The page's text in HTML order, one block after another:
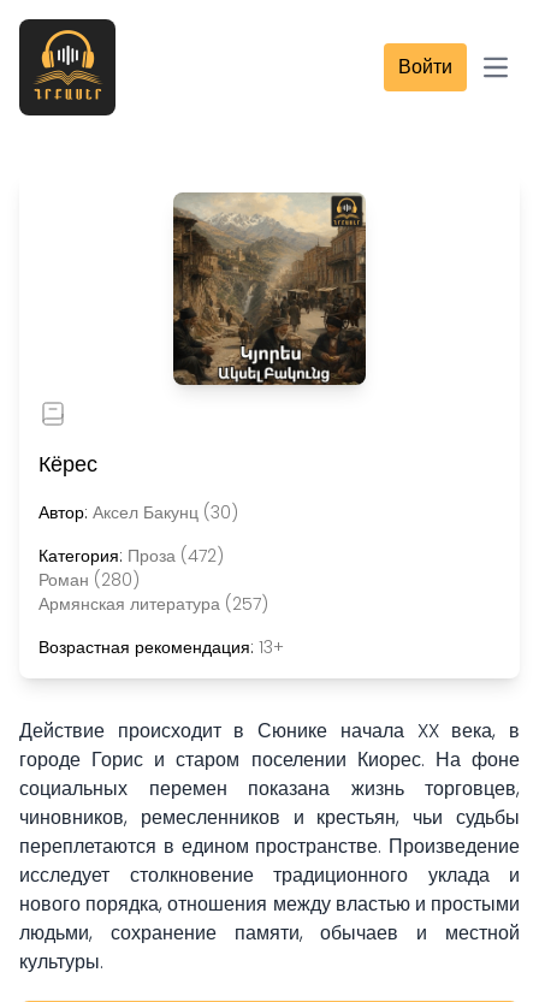
Войти
Кёрес
Автор: Аксел Бакунц (30)
Категория: Проза (472)
Роман (280)
Армянская литература (257)
Возрастная рекомендация: 13+
Действие происходит в Сюнике начала XX века, в
городе Горис и старом поселении Киорес. На фоне
социальных перемен показана жизнь торговцев,
чиновников, ремесленников и крестьян, чьи судьбы
переплетаются в едином пространстве. Произведение
исследует столкновение традиционного уклада и
нового порядка, отношения между властью и простыми
людьми, сохранение памяти, обычаев и местной
культуры.